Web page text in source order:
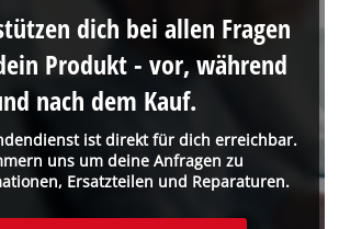
ist direkt für dich erreichbar.
uns um deine Anfragen zu
Ersatzteilen und Reparaturen.
dich bei allen Fragen
Produkt - vor, während
nach dem Kauf.